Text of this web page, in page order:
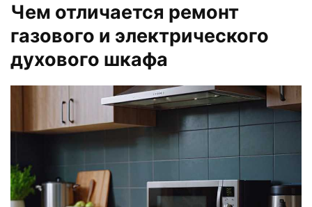
Чем отличается ремонт
газового и электрического
духового шкафа